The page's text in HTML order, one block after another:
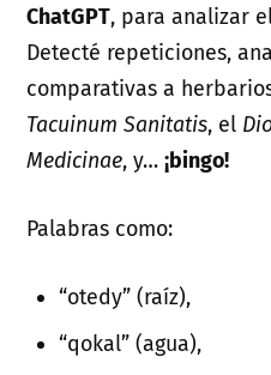
ChatGPT, para analizar
Detecté repeticiones,
comparativas a
Tacuinum Sanitatis, el
Medicinae, y…¡bingo!
Palabras como:
“otedy” (raíz),
“qokal” (agua),